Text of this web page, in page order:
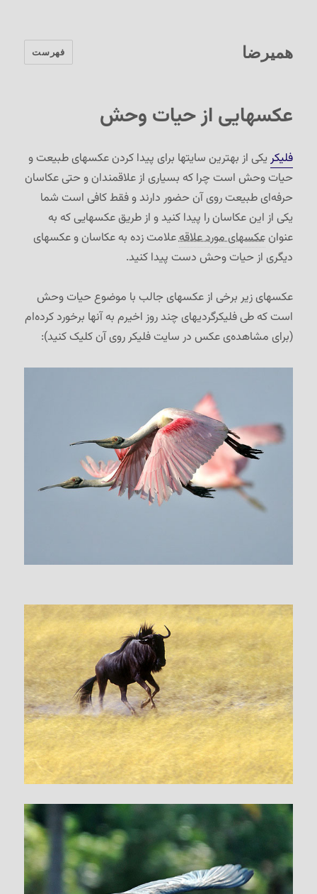
همیرضا فهرست
عکسهایی از حیات وحش
فلیکریکی از بهترین سایتها برای پیدا کردن عکسهای طبیعت و
حیات وحش است چرا که بسیاری از علاقمندان و حتی عکاسان
حرفه‌ای طبیعت روی آن حضور دارند و فقط کافی است شما
یکی از این عکاسان را پیدا کنید و از طریق عکسهایی که به
عنوانعکسهای مورد علاقهعلامت زده به عکاسان و عکسهای
دیگری از حیات وحش دست پیدا کنید.
عکسهای زیر برخی از عکسهای جالب با موضوع حیات وحش
است که طی فلیکرگردیهای چند روز اخیرم به آنها برخورد کرده‌ام
(برای مشاهده‌ی عکس در سایت فلیکر روی آن کلیک کنید):